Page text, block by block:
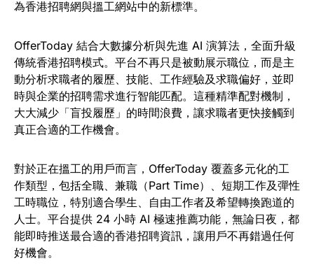
為香港招聘網與搵工網站中的新標準。
OfferToday 結合大數據分析與先進 AI 演算法，全面升級
傳統香港招聘模式。平台不再只是被動展示職位，而是主
動分析求職者的履歷、技能、工作經驗及求職偏好，並即
時與企業的招聘需求進行智能匹配。這種精準配對機制，
大大減少「盲投履歷」的時間浪費，讓求職者更快接觸到
真正合適的工作機會。
對於正在搵工的用戶而言，OfferToday 覆蓋多元化的工
作類型，包括全職、兼職（Part Time）、短期工作及彈性
工時職位，特別適合學生、自由工作者及希望轉換跑道的
人士。平台提供 24 小時 AI 極速推薦功能，無論日夜，都
能即時推送最合適的香港招聘資訊，讓用戶不再錯過任何
好機會。